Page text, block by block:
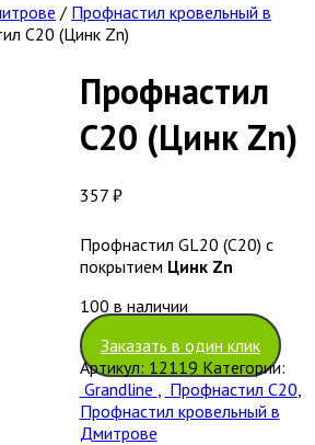
/ Профнастил кровельный в
С20 (Цинк Zn)
Профнастил
С20 (Цинк Zn)
357 ₽
Профнастил GL20 (С20) с
покрытием Цинк Zn
100 в наличии
Заказать в один клик
Артикул: 12119 Категории:
Grandline
Профнастил С20
Профнастил кровельный в
Дмитрове